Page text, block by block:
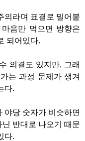
의라며 표결로 밀어붙
음만 먹으면 방향은
되어있다.
의결도 있지만, 그래
는 과정 문제가 생겨
다.
야당 숫자가 비슷하면
반대로 나오기 때문
다.